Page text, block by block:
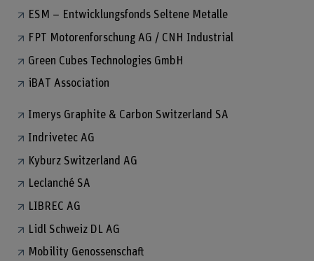
ESM – Entwicklungsfonds Seltene Metalle
FPT Motorenforschung AG / CNH Industrial
Green Cubes Technologies GmbH
iBAT Association
Imerys Graphite & Carbon Switzerland SA
Indrivetec AG
Kyburz Switzerland AG
Leclanché SA
LIBREC AG
Lidl Schweiz DL AG
Mobility Genossenschaft